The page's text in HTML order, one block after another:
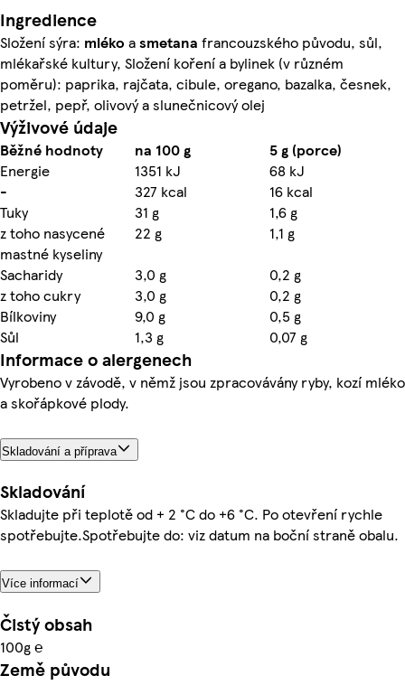
Ingredience
Složení sýra: mléko asmetana francouzského původu, sůl,
mlékařské kultury, Složení koření a bylinek (v různém
poměru): paprika, rajčata, cibule, oregano, bazalka, česnek,
petržel, pepř, olivový a slunečnicový olej
Výživové údaje
Běžné hodnoty na 100 g
5 g (porce)
Energie
1351 kJ
68 kJ
-
327 kcal
16 kcal
Tuky
31 g
1,6 g
z toho nasycené
mastné kyseliny
22 g
1,1 g
Sacharidy
3,0 g
0,2 g
z toho cukry
3,0 g
0,2 g
Bílkoviny
9,0 g
0,5 g
Sůl
1,3 g 0,07 g
Informace o alergenech
Vyrobeno v závodě, v němž jsou zpracovávány ryby, kozí mléko
a skořápkové plody.
Skladování a příprava
Skladování
Skladujte při teplotě od + 2 °C do +6 °C. Po otevření rychle
spotřebujte.Spotřebujte do: viz datum na boční straně obalu.
Více informací
Čistý obsah
100g ℮
Země původu